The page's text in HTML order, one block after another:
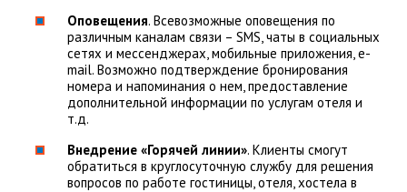
Оповещения. Всевозможные оповещения по
различным каналам связи – SMS, чаты в социальных
сетях и мессенджерах, мобильные приложения, e-
mail. Возможно подтверждение бронирования
номера и напоминания о нем, предоставление
дополнительной информации по услугам отеля и
т.д.
Внедрение «Горячей линии». Клиенты смогут
обратиться в круглосуточную службу для решения
вопросов по работе гостиницы, отеля, хостела в